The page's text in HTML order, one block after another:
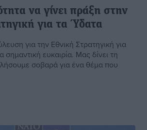
να γίνει πράξη στην
για τα Ύδατα
για την Εθνική Στρατηγική για
σημαντική ευκαιρία. Μας δίνει τη
σοβαρά για ένα θέμα που